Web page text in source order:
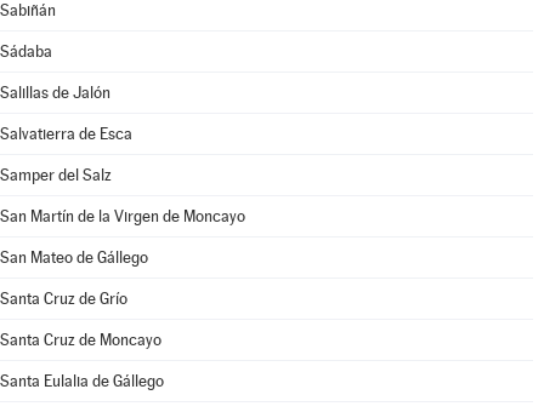
Sabiñán
Sádaba
Salillas de Jalón
Salvatierra de Esca
Samper del Salz
San Martín de la Virgen de Moncayo
San Mateo de Gállego
Santa Cruz de Grío
Santa Cruz de Moncayo
Santa Eulalia de Gállego